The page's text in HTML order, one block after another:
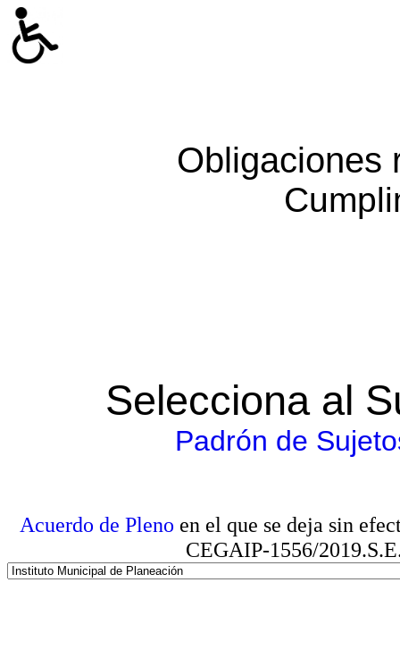
Obligaciones
Selecciona al
Padrón de
Acuerdo de Pleno en el que se deja sin
CEGAIP-1556/